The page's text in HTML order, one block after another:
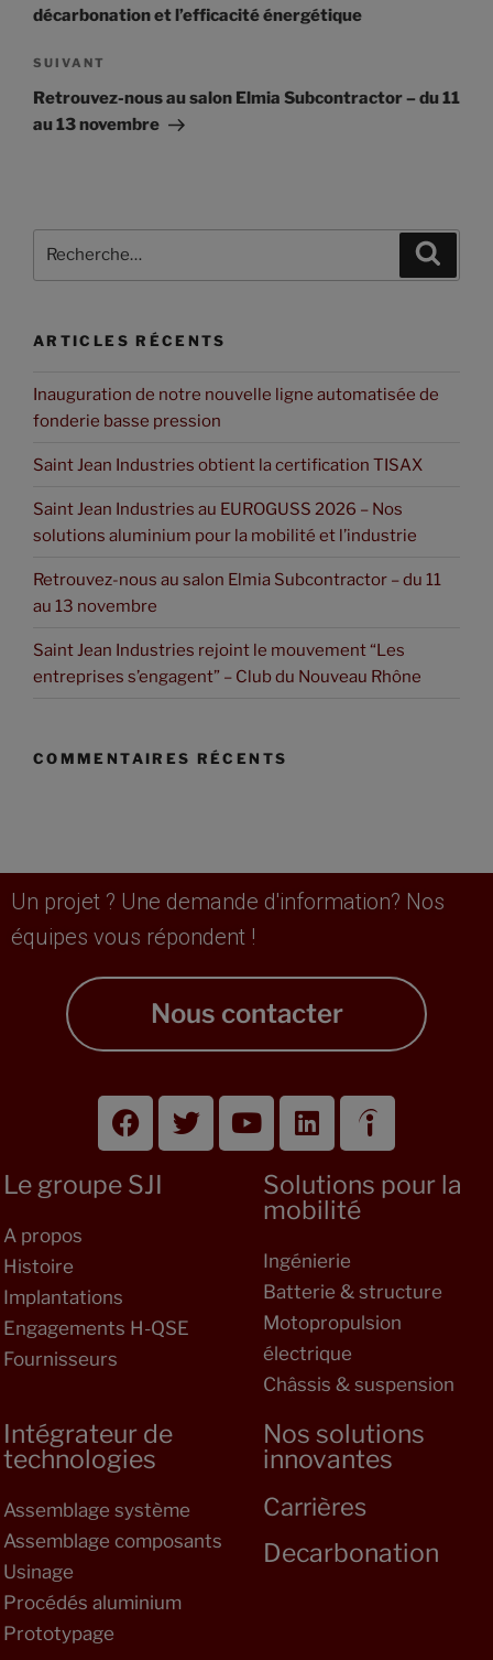
décarbonation et l’efficacité énergétique
SUIVANT
Retrouvez-nous au salon Elmia Subcontractor – du 11
au 13 novembre
ARTICLES RÉCENTS
Inauguration de notre nouvelle ligne automatisée de
fonderie basse pression
Saint Jean Industries obtient la certification TISAX
Saint Jean Industries au EUROGUSS 2026 – Nos
solutions aluminium pour la mobilité et l’industrie
Retrouvez-nous au salon Elmia Subcontractor – du 11
au 13 novembre
Saint Jean Industries rejoint le mouvement “Les
entreprises s’engagent” – Club du Nouveau Rhône
COMMENTAIRES RÉCENTS
Un projet ? Une demande d'information? Nos
équipes vous répondent !
Nous contacter
Le groupe SJI
A propos
Histoire
Implantations
Engagements H-QSE
Fournisseurs
Solutions pour la
mobilité
Ingénierie
Batterie & structure
Motopropulsion
électrique
Châssis & suspension
Intégrateur de
technologies
Assemblage système
Assemblage composants
Usinage
Procédés aluminium
Prototypage
Nos solutions
innovantes
Carrières
Decarbonation